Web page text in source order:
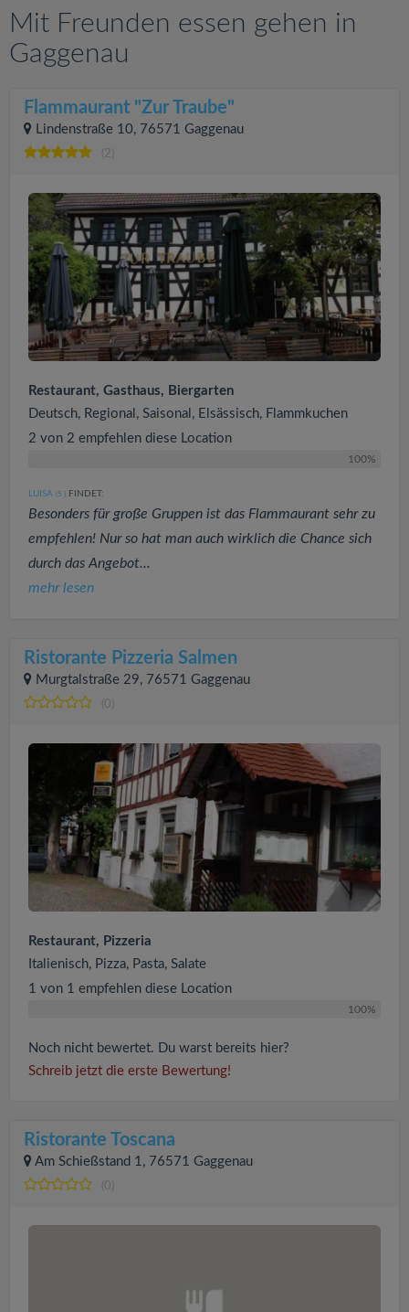
Mit Freunden essen gehen in
Gaggenau
Flammaurant "Zur Traube"
Lindenstraße 10, 76571 Gaggenau
(2)
Restaurant, Gasthaus, Biergarten
Deutsch, Regional, Saisonal, Elsässisch, Flammkuchen
2 von 2 empfehlen diese Location
100%
LUISA (5 ) FINDET:
Besonders für große Gruppen ist das Flammaurant sehr zu
empfehlen! Nur so hat man auch wirklich die Chance sich
durch das Angebot...
mehr lesen
Ristorante Pizzeria Salmen
Murgtalstraße 29, 76571 Gaggenau
(0)
Restaurant, Pizzeria
Italienisch, Pizza, Pasta, Salate
1 von 1 empfehlen diese Location
100%
Noch nicht bewertet. Du warst bereits hier?
Schreib jetzt die erste Bewertung!
Ristorante Toscana
Am Schießstand 1, 76571 Gaggenau
(0)
n